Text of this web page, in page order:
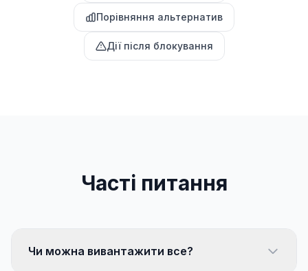
Порівняння альтернатив
Дії після блокування
Часті питання
Чи можна вивантажити все?